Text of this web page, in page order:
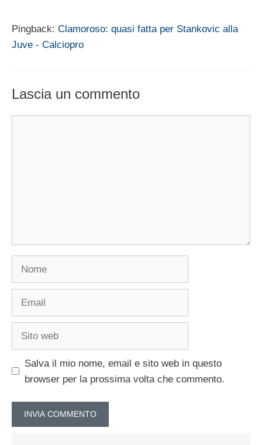
Pingback: Clamoroso: quasi fatta per Stankovic alla
Juve - Calciopro
Lascia un commento
Salva il mio nome, email e sito web in questo
browser per la prossima volta che commento.